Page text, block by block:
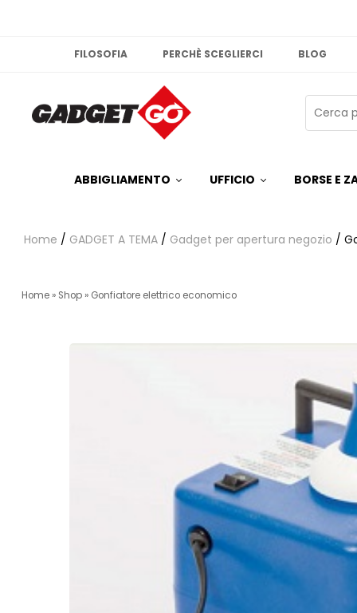
FILOSOFIA PERCHÈ SCEGLIERCI BLOG
ABBIGLIAMENTO UFFICIO BORSE E
Home / GADGET A TEMA / Gadget per apertura negozio /
Home » Shop » Gonfiatore elettrico economico